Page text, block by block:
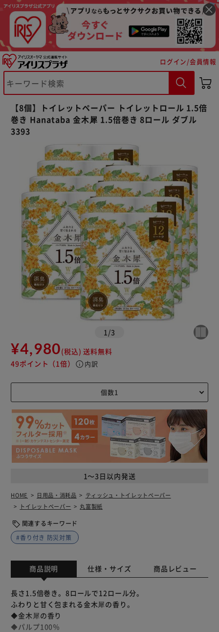
ログイン/会員情報
【8個】トイレットペーパー トイレットロール 1.5倍
巻き Hanataba 金木犀 1.5倍巻き 8ロール ダブル
3393
1 /3
¥4,980(税込) 送料無料
49ポイント （1倍） info 内訳
1～3日以内発送
HOME 日用品・消耗品
ティッシュ・トイレットペーパー
トイレットペーパー
丸富製紙
関連するキーワード
#香り付き 防災対策
商品説明 仕様・サイズ 商品レビュー
長さ1.5倍巻き。8ロールで12ロール分。
ふわりと甘く包まれる金木犀の香り。
◆金木犀の香り
◆パルプ100％
※ご確認ください
カートに入れる 購入手続きへ